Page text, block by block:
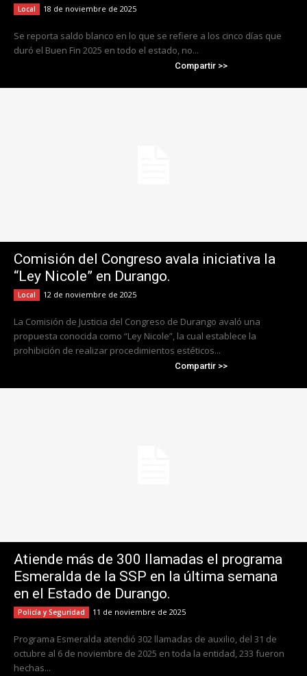
Local 18 de noviembre de 2025
Se reporta saldo blanco en lo que se refiere a los cinco días que
duró el Buen Fin 2025 en todo el estado, no...
Compartir >>
Comisión del Congreso avala iniciativa la
“Ley Nicole” en Durango.
Local 12 de noviembre de 2025
La Comisión de Justicia del Congreso de Durango avaló una
propuesta conocida como “Ley Nicole”, la cual establece la
prohibición de realizar procedimientos estéticos...
Compartir >>
Atiende más de 300 llamadas el programa
Esmeralda de la SSP en la última semana
en el Estado de Durango.
Policía y Seguridad 11 de noviembre de 2025
Programa Esmeralda atendió 302 llamadas de auxilio, del 31 de
octubre al 6 de noviembre de 2025 en toda la entidad, 233 fueron
hechas...